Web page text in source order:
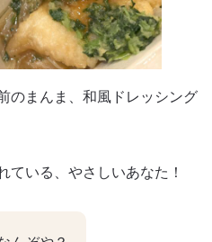
のまんま、和風ドレッシング
ている、やさしいあなた！